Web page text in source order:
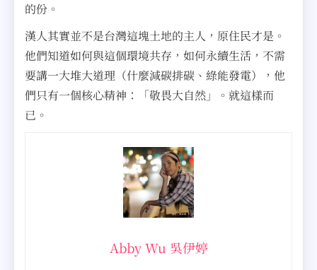
的份。
漢人其實並不是台灣這塊土地的主人，原住民才是。
他們知道如何與這個環境共存，如何永續生活，不需
要講一大堆大道理（什麼減碳排碳、綠能發電），他
們只有一個核心精神：「敬畏大自然」。就這樣而
已。
Abby Wu 吳伊婷